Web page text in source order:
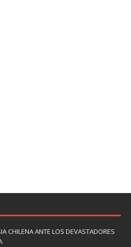
CHILENA ANTE LOS DEVASTADORES